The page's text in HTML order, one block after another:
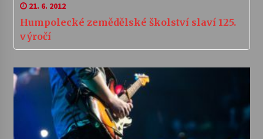
21. 6. 2012
Humpolecké zemědělské školství slaví 125.
výročí